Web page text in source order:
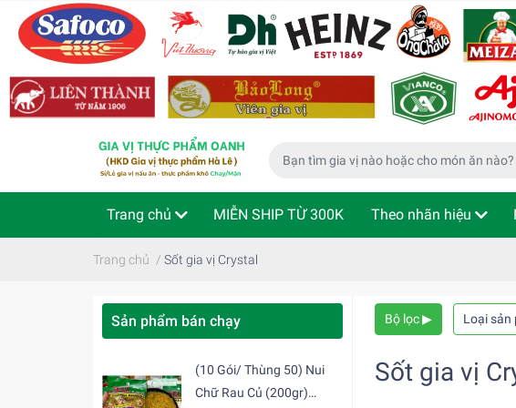
Trang chủ MIỄN SHIP TỪ 300K Theo nhãn hiệu
Phù hợp cho bé Thực phẩm ăn liền
Trang chủ / Sốt gia vị Crystal
Bộ lọc ▶ Loại sản
Sốt gia vị
Sản phẩm bán chạy
(10 Gói/ Thùng 50) Nui
Chữ Rau Củ (200gr)